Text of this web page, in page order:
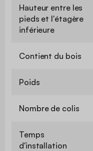
Hauteur entre les
pieds et l'étagère
inférieure
Contient du bois
Poids
Nombre de colis
Temps
d'installation